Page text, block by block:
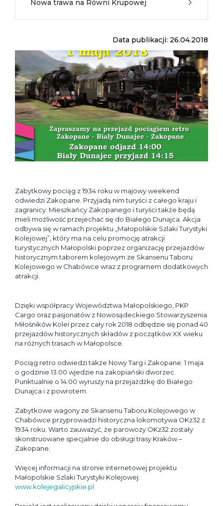
Nowa trawa na Równi Krupowej
Data publikacji: 26.04.2018
Zabytkowy pociąg z 1934 roku w majowy weekend
odwiedzi Zakopane. Przyjadą nim turyści z całego kraju i
zagranicy. Mieszkańcy Zakopanego i turyści także będą
mieli możliwość przejechać się do Białego Dunajca. Akcja
odbywa się w ramach projektu „Małopolskie Szlaki Turystyki
Kolejowej”, który ma na celu promocję atrakcji
turystycznych Małopolski poprzez organizację przejazdów
historycznym taborem kolejowym ze Skansenu Taboru
Kolejowego w Chabówce wraz z programem dodatkowych
atrakcji.
Dzięki współpracy Województwa Małopolskiego, PKP
Cargo oraz pasjonatów z Nowosądeckiego Stowarzyszenia
Miłośników Kolei przez cały rok 2018 odbędzie się ponad 40
przejazdów historycznych składów z początków XX wieku
na różnych trasach w Małopolsce.
Pociąg retro odwiedzi także Nowy Targ i Zakopane. 1 maja
o godzinie 13:00 wjedzie na zakopiański dworzec.
Punktualnie o 14:00 wyruszy na przejażdżkę do Białego
Dunajca i z powrotem.
Zabytkowe wagony ze Skansenu Taboru Kolejowego w
Chabówce przyprowadzi historyczna lokomotywa OKz32 z
1934 roku. Warto zauważyć, że parowozy OKz32 zostały
skonstruowane specjalnie do obsługi trasy Kraków –
Zakopane.
Więcej informacji na stronie internetowej projektu
Małopolskie Szlaki Turystyki Kolejowej:
www.kolejegalicyjskie.pl